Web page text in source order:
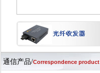
通信产品/Correspondence product